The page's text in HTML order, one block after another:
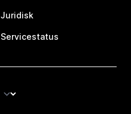
Juridisk
Servicestatus